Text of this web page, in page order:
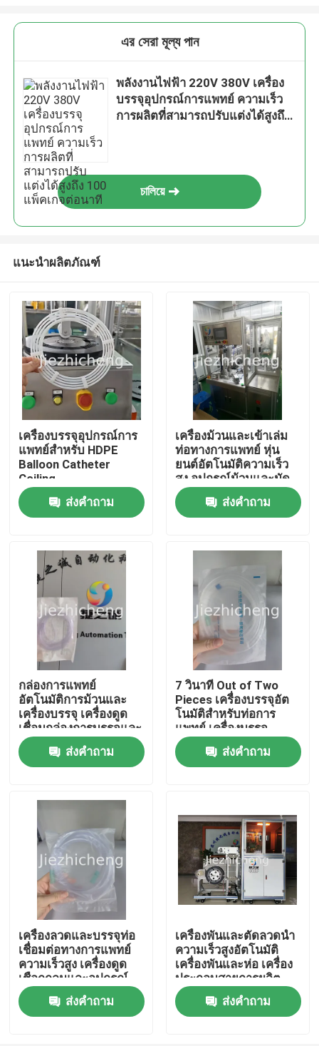
บ้าน
สินค้า
วิดีโอ
เกี่ยวกับเรา
การควบคุมคุณภาพ
ติดต่อเรา
ขอทุน
เครื่องบรรจุภัณฑ์อุปกรณ์การแพทย์
এর সেরা মূল্য পান
พลังงานไฟฟ้า 220V 380V เครื่อง
บรรจุอุปกรณ์การแพทย์ ความเร็ว
การผลิตที่สามารถปรับแต่งได้สูงถึง
চালিয়ে
แนะนำผลิตภัณฑ์
เครื่องบรรจุอุปกรณ์การ
แพทย์สําหรับ HDPE
Balloon Catheter
Coiling
ส่งคำถาม
เครื่องม้วนและเข้าเล่ม
ท่อทางการแพทย์ หุ่น
ยนต์อัตโนมัติความเร็ว
สูง อุปกรณ์ม้วนและมัด
รวมสำหรับท่อ
Connetor LJG001
ส่งคำถาม
กล่องการแพทย์
อัตโนมัติการม้วนและ
เครื่องบรรจุ เครื่องดูด
เชื่อมกล่องการบรรจุและ
อุปกรณ์บรรจุ XYG001
ส่งคำถาม
7 วินาที Out of Two
Pieces เครื่องบรรจุอัต
โนมัติสําหรับท่อการ
แพทย์ เครื่องบรรจุ
อัตโนมัติในจมูก
ส่งคำถาม
เครื่องลวดและบรรจุท่อ
เชื่อมต่อทางการแพทย์
ความเร็วสูง เครื่องดูด
เชือกกลมและอุปกรณ์
บรรจุ SCT001
ส่งคำถาม
เครื่องพันและตัดลวดนำ
ความเร็วสูงอัตโนมัติ
เครื่องพันและห่อ เครื่อง
ประกอบสายการผลิต
5.5 วินาที/ชิ้น อุปกรณ์
มัดสายทางการแพทย์
RGJ001
ส่งคำถาม